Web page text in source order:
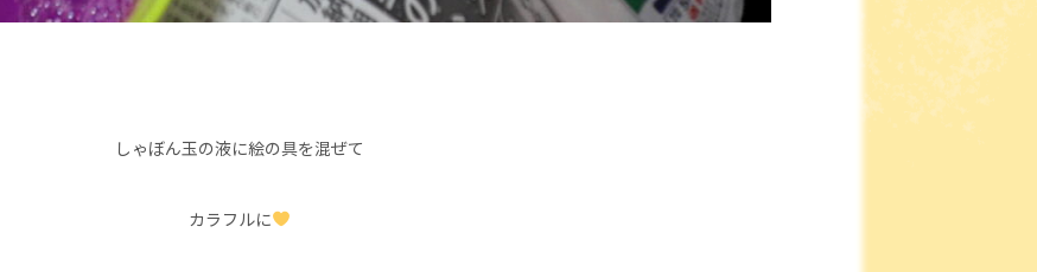
しゃぼん玉の液に絵の具を混ぜて
カラフルに